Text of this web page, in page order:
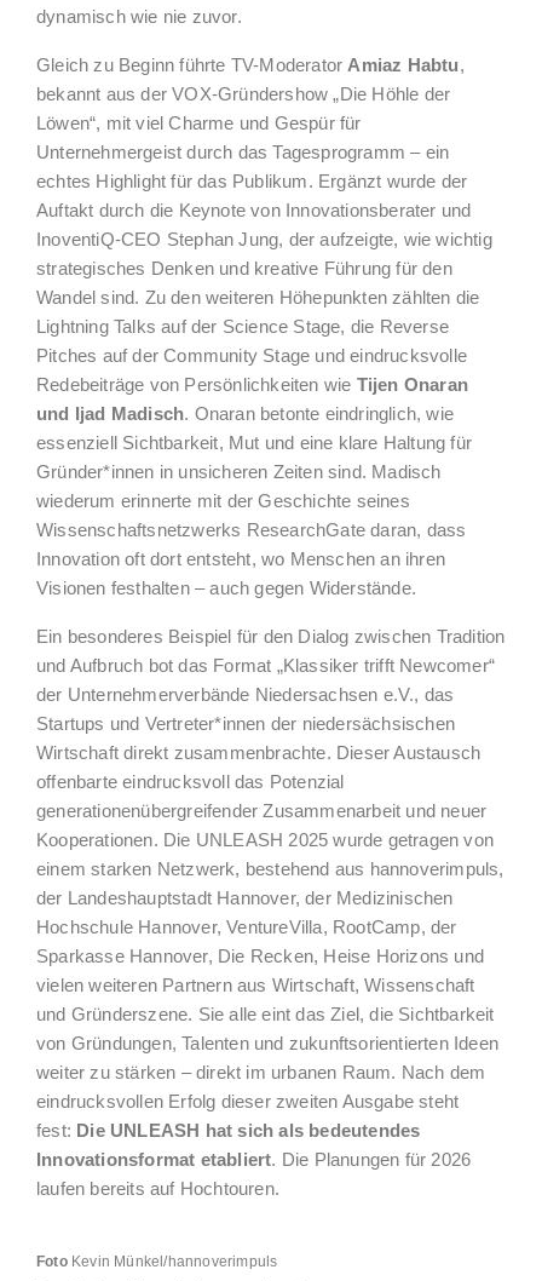
dynamisch wie nie zuvor.
Gleich zu Beginn führte TV-Moderator Amiaz Habtu,
bekannt aus der VOX-Gründershow „Die Höhle der
Löwen“, mit viel Charme und Gespür für
Unternehmergeist durch das Tagesprogramm – ein
echtes Highlight für das Publikum. Ergänzt wurde der
Auftakt durch die Keynote von Innovationsberater und
InoventiQ-CEO Stephan Jung, der aufzeigte, wie wichtig
strategisches Denken und kreative Führung für den
Wandel sind. Zu den weiteren Höhepunkten zählten die
Lightning Talks auf der Science Stage, die Reverse
Pitches auf der Community Stage und eindrucksvolle
Redebeiträge von Persönlichkeiten wie Tijen Onaran
und Ijad Madisch. Onaran betonte eindringlich, wie
essenziell Sichtbarkeit, Mut und eine klare Haltung für
Gründer*innen in unsicheren Zeiten sind. Madisch
wiederum erinnerte mit der Geschichte seines
Wissenschaftsnetzwerks ResearchGate daran, dass
Innovation oft dort entsteht, wo Menschen an ihren
Visionen festhalten – auch gegen Widerstände.
Ein besonderes Beispiel für den Dialog zwischen Tradition
und Aufbruch bot das Format „Klassiker trifft Newcomer“
der Unternehmerverbände Niedersachsen e.V., das
Startups und Vertreter*innen der niedersächsischen
Wirtschaft direkt zusammenbrachte. Dieser Austausch
offenbarte eindrucksvoll das Potenzial
generationenübergreifender Zusammenarbeit und neuer
Kooperationen. Die UNLEASH 2025 wurde getragen von
einem starken Netzwerk, bestehend aus hannoverimpuls,
der Landeshauptstadt Hannover, der Medizinischen
Hochschule Hannover, VentureVilla, RootCamp, der
Sparkasse Hannover, Die Recken, Heise Horizons und
vielen weiteren Partnern aus Wirtschaft, Wissenschaft
und Gründerszene. Sie alle eint das Ziel, die Sichtbarkeit
von Gründungen, Talenten und zukunftsorientierten Ideen
weiter zu stärken – direkt im urbanen Raum. Nach dem
eindrucksvollen Erfolg dieser zweiten Ausgabe steht
fest: Die UNLEASH hat sich als bedeutendes
Innovationsformat etabliert. Die Planungen für 2026
laufen bereits auf Hochtouren.
Foto Kevin Münkel/hannoverimpuls